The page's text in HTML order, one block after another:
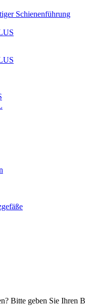
Schienenführung
Bitte geben Sie